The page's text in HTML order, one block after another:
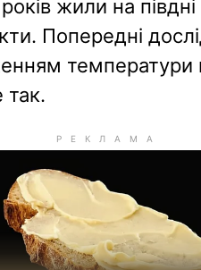
жили на
Попередні
температури
так.